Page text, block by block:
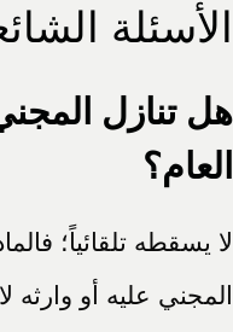
الأسئلة
هل تنازل
العام؟
المجني عليه أو